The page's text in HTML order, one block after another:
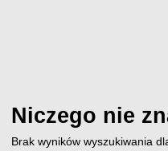
Niczego nie
Brak wyników wyszukiwania